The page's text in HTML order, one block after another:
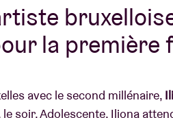
la première
avec le second millénaire,
soir. Adolescente, Iliona